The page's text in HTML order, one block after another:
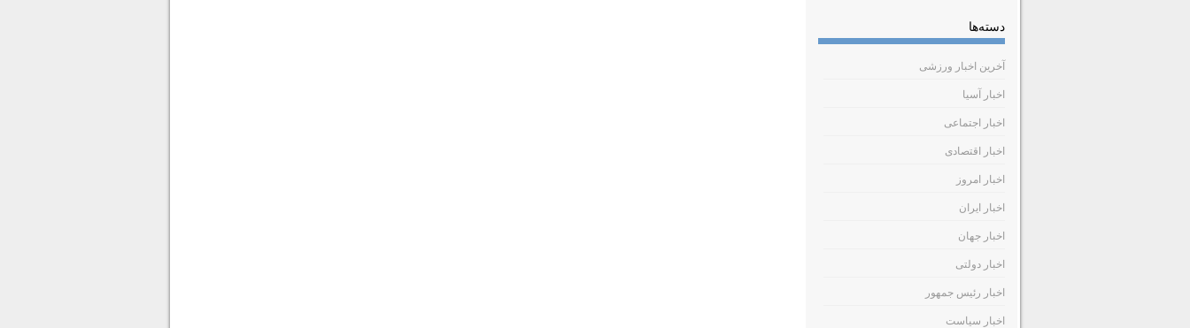
دسته‌ها
آخرین اخبار ورزشی
اخبار آسیا
اخبار اجتماعی
اخبار اقتصادی
اخبار امروز
اخبار ایران
اخبار جهان
اخبار دولتی
اخبار رئیس جمهور
اخبار سیاست